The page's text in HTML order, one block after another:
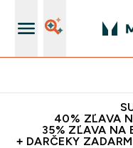
40% ZĽAVA
35% ZĽAVA NA
+ DARČEKY